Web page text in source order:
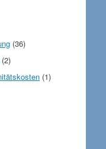
(36)
(2)
(1)